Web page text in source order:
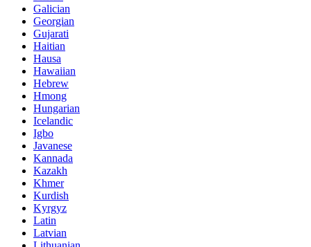
Galician
Georgian
Gujarati
Haitian
Hausa
Hawaiian
Hebrew
Hmong
Hungarian
Icelandic
Igbo
Javanese
Kannada
Kazakh
Khmer
Kurdish
Kyrgyz
Latin
Latvian